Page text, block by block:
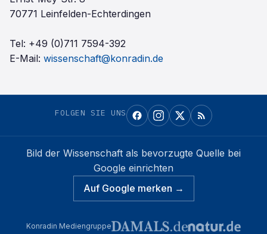
70771 Leinfelden-Echterdingen
Tel: +49 (0)711 7594-392
E-Mail: wissenschaft@konradin.de
FOLGEN SIE UNS
Bild der Wissenschaft als bevorzugte Quelle bei
Google einrichten
Auf Google merken →
Konradin Mediengruppe